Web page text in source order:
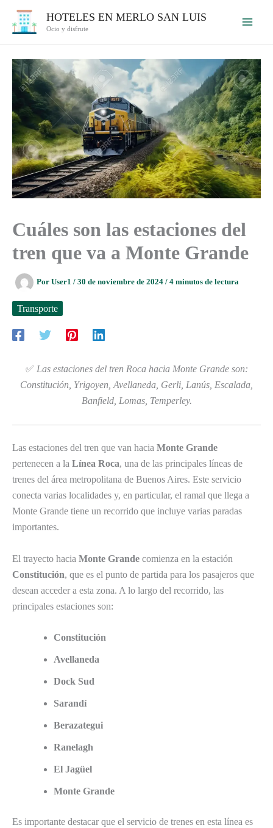
HOTELES EN MERLO SAN LUIS
Ocio y disfrute
Cuáles son las estaciones del
tren que va a Monte Grande
Por User1 / 30 de noviembre de 2024 / 4 minutos de lectura
Transporte
✅ Las estaciones del tren Roca hacia Monte Grande son:
Constitución, Yrigoyen, Avellaneda, Gerli, Lanús, Escalada,
Banfield, Lomas, Temperley.
Las estaciones del tren que van hacia Monte Grande
pertenecen a la Línea Roca, una de las principales líneas de
trenes del área metropolitana de Buenos Aires. Este servicio
conecta varias localidades y, en particular, el ramal que llega a
Monte Grande tiene un recorrido que incluye varias paradas
importantes.
El trayecto hacia Monte Grande comienza en la estación
Constitución, que es el punto de partida para los pasajeros que
desean acceder a esta zona. A lo largo del recorrido, las
principales estaciones son:
Constitución
Avellaneda
Dock Sud
Sarandí
Berazategui
Ranelagh
El Jagüel
Monte Grande
Es importante destacar que el servicio de trenes en esta línea es